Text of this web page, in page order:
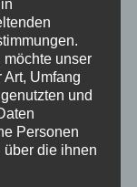
Sie
wichtig ist
unser
Umfang
und
Personen
über die ihnen